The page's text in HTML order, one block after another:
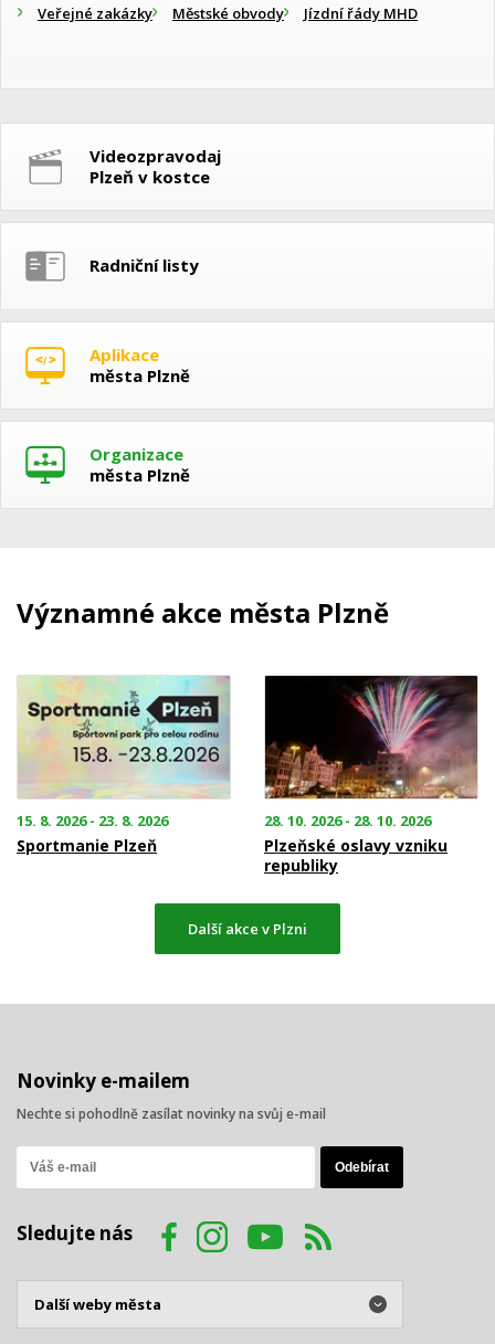
Veřejné zakázky
Městské obvody Jízdní řády MHD
Videozpravodaj
Plzeň v kostce
Radniční listy
Aplikace
města Plzně
Organizace
města Plzně
Významné akce města Plzně
15. 8. 2026 - 23. 8. 2026
Sportmanie Plzeň
28. 10. 2026 - 28. 10. 2026
Plzeňské oslavy vzniku
republiky
Další akce v Plzni
Novinky e-mailem
Nechte si pohodlně zasílat novinky na svůj e-mail
Sledujte nás